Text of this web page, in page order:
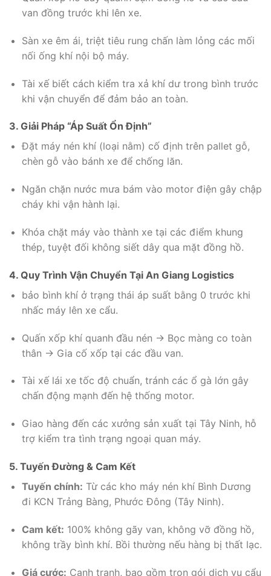
van đồng trước khi lên xe.
Sàn xe êm ái, triệt tiêu rung chấn làm lỏng các mối
nối ống khí nội bộ máy.
Tài xế biết cách kiểm tra xả khí dư trong bình trước
khi vận chuyển để đảm bảo an toàn.
3. Giải Pháp “Áp Suất Ổn Định”
Đặt máy nén khí (loại nằm) cố định trên pallet gỗ,
chèn gỗ vào bánh xe để chống lăn.
Ngăn chặn nước mưa bám vào motor điện gây chập
cháy khi vận hành lại.
Khóa chặt máy vào thành xe tại các điểm khung
thép, tuyệt đối không siết dây qua mặt đồng hồ.
4. Quy Trình Vận Chuyển Tại An Giang Logistics
bảo bình khí ở trạng thái áp suất bằng 0 trước khi
nhấc máy lên xe cẩu.
Quấn xốp khí quanh đầu nén -> Bọc màng co toàn
thân -> Gia cố xốp tại các đầu van.
Tài xế lái xe tốc độ chuẩn, tránh các ổ gà lớn gây
chấn động mạnh đến hệ thống motor.
Giao hàng đến các xưởng sản xuất tại Tây Ninh, hỗ
trợ kiểm tra tình trạng ngoại quan máy.
5. Tuyến Đường & Cam Kết
Tuyến chính: Từ các kho máy nén khí Bình Dương
đi KCN Trảng Bàng, Phước Đông (Tây Ninh).
Cam kết: 100% không gãy van, không vỡ đồng hồ,
không trầy bình khí. Bồi thường nếu hàng bị thất lạc.
Giá cước: Cạnh tranh, bao gồm trọn gói dịch vụ cẩu